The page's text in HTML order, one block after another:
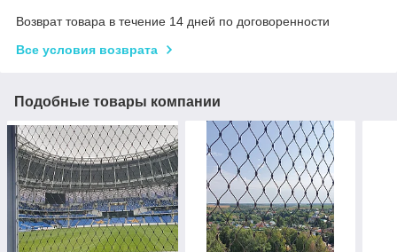
Возврат товара в течение 14 дней по договоренности
Все условия возврата
Подобные товары компании